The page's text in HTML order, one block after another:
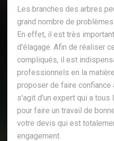
Les branches des arbres
grand nombre de
En effet, il est très
d'élagage. Afin de réaliser
compliqués, il est
professionnels en la
proposer de faire confiance
s'agit d'un expert qui a
pour faire un travail de
votre devis qui est
engagement.